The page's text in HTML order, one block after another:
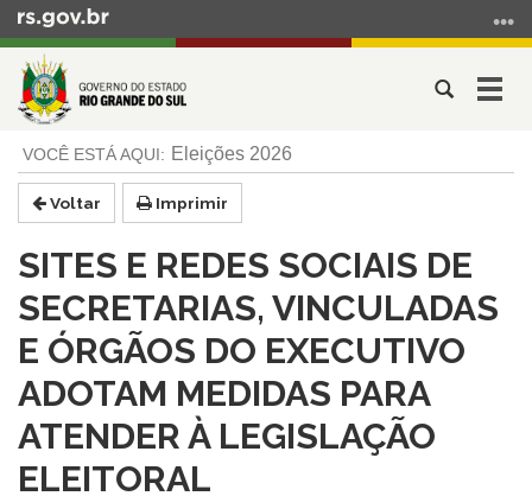
para
conteúdo
para
menu
para
busca
Abrir
do
conteúdo
Eleições 2026
Voltar Imprimir
SITES E REDES SOCIAIS DE
SECRETARIAS, VINCULADAS
E ÓRGÃOS DO EXECUTIVO
ADOTAM MEDIDAS PARA
ATENDER À LEGISLAÇÃO
ELEITORAL